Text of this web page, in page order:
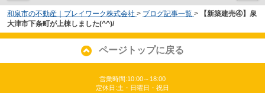
和泉市の不動産｜プレイワーク株式会社 > ブログ記事一覧 >
【新築建売④】泉
大津市下条町が上棟しました(^^)/
ページトップに戻る
営業時間:10:00～18:00
定休日:土・日曜日・祝日